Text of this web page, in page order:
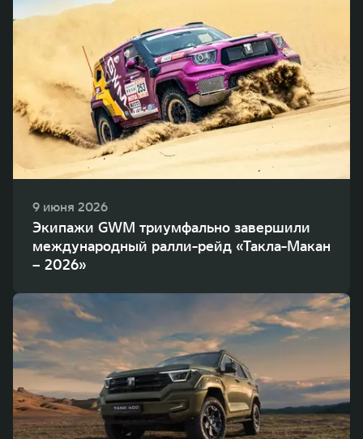
9 июня 2026
Экипажи GWM триумфально завершили
международный ралли-рейд «Такла-Макан
– 2026»